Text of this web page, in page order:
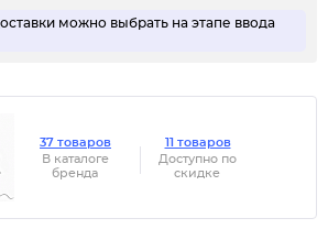
можно выбрать на этапе ввода
37 товаров
В каталоге
бренда
11 товаров
Доступно по
скидке